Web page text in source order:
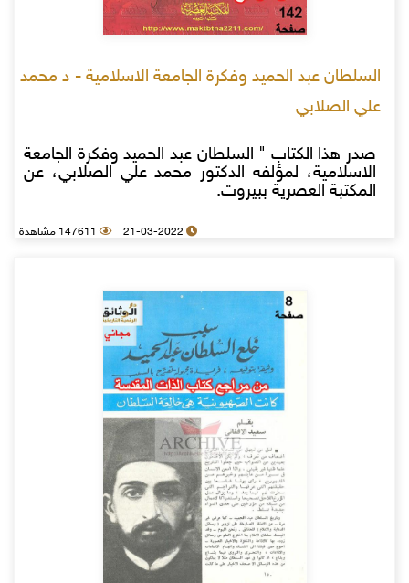
السلطان عبد الحميد وفكرة الجامعة الاسلامية - د محمد
علي الصلابي
صدر هذا الكتاب " السلطان عبد الحميد وفكرة الجامعة
الاسلامية، لمؤلفه الدكتور محمد علي الصلابي، عن
المكتبة العصرية ببيروت.
21-03-2022 147611 مشاهدة